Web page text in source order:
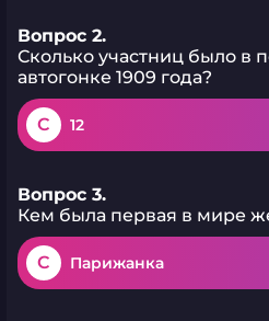
Вопрос 2.
Сколько участниц было в
автогонке 1909 года?
C 12
Вопрос 3.
Кем была первая в мире
C Парижанка